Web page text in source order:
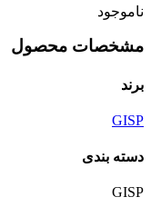
ناموجود
مشخصات محصول
برند
GISP
دسته بندی
GISP